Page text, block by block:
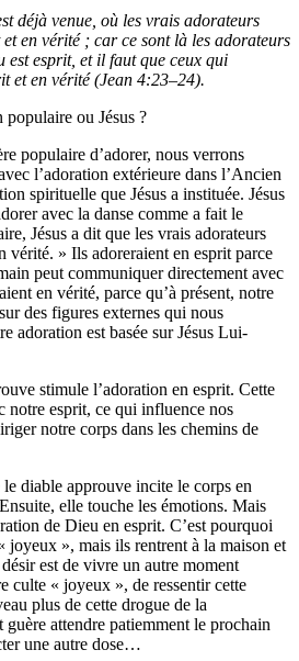
déjà venue, où les vrais adorateurs
en vérité ; car ce sont là les adorateurs
est esprit, et il faut que ceux qui
et en vérité (Jean 4:23–24).
ou Jésus ?
populaire d’adorer, nous verrons
l’adoration extérieure dans l’Ancien
spirituelle que Jésus a instituée. Jésus
avec la danse comme a fait le
Jésus a dit que les vrais adorateurs
vérité. » Ils adoreraient en esprit parce
peut communiquer directement avec
en vérité, parce qu’à présent, notre
des figures externes qui nous
adoration est basée sur Jésus Lui-
stimule l’adoration en esprit. Cette
notre esprit, ce qui influence nos
notre corps dans les chemins de
diable approuve incite le corps en
elle touche les émotions. Mais
de Dieu en esprit. C’est pourquoi
joyeux », mais ils rentrent à la maison et
est de vivre un autre moment
culte « joyeux », de ressentir cette
plus de cette drogue de la
attendre patiemment le prochain
une autre dose…